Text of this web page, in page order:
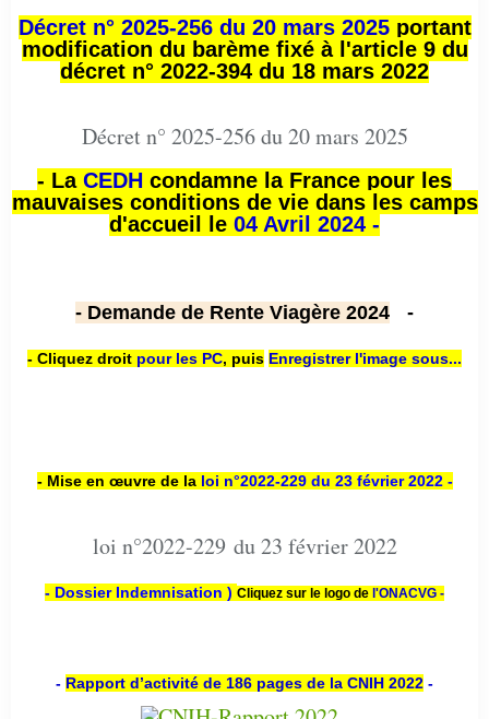
Décret n° 2025-256 du 20 mars 2025portant
modification du barème fixé à l'article 9 du
décret n° 2022-394 du 18 mars 2022
Décret n° 2025-256 du 20 mars 2025
- La CEDH condamne la France pour les
mauvaises conditions de vie dans les camps
d'accueil le 04 Avril 2024 -
- Demande de Rente Viagère 2024 -
- Cliquez droit pour les PC, puis Enregistrer l'image sous...
- Mise en œuvre de la loi n°2022-229 du 23 février 2022 -
loi n°2022-229 du 23 février 2022
- Dossier Indemnisation ) Cliquez sur le logo de l'ONACVG -
- Rapport d’activité de 186 pages de la CNIH 2022 -